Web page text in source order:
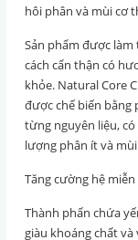
hôi phân và mùi cơ
Sản phẩm được
cách cẩn thận có
khỏe. Natural Core
được chế biến bằng
từng nguyên liệu,
lượng phân ít và
Tăng cường hệ
Thành phấn chứa
giàu khoáng chất